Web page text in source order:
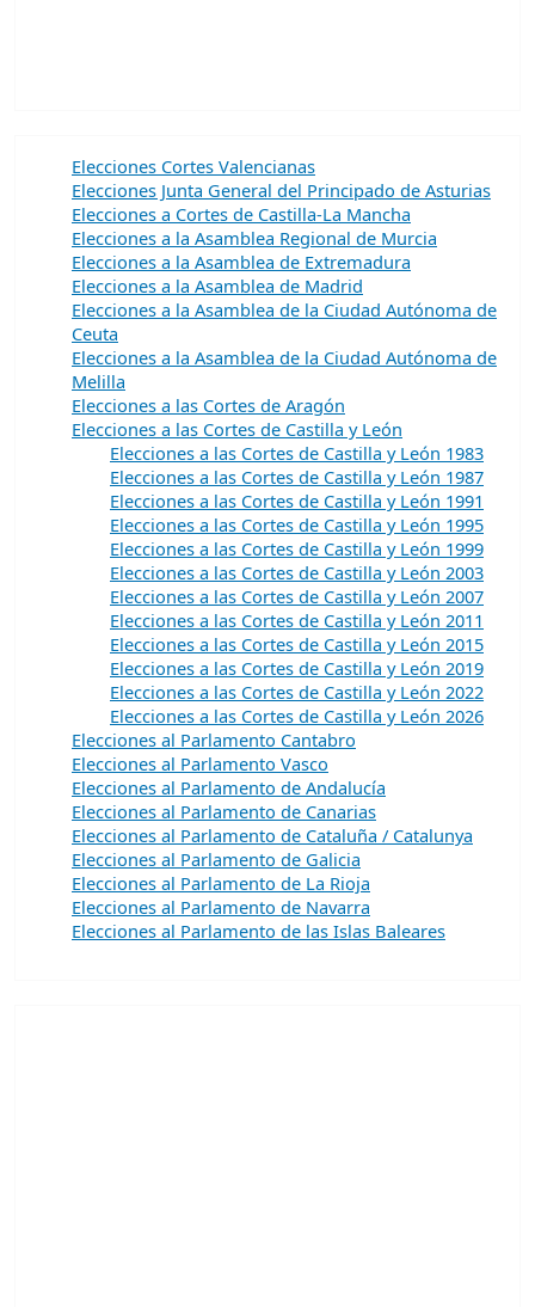
Elecciones Cortes Valencianas
Elecciones Junta General del Principado de Asturias
Elecciones a Cortes de Castilla-La Mancha
Elecciones a la Asamblea Regional de Murcia
Elecciones a la Asamblea de Extremadura
Elecciones a la Asamblea de Madrid
Elecciones a la Asamblea de la Ciudad Autónoma de
Ceuta
Elecciones a la Asamblea de la Ciudad Autónoma de
Melilla
Elecciones a las Cortes de Aragón
Elecciones a las Cortes de Castilla y León
Elecciones a las Cortes de Castilla y León 1983
Elecciones a las Cortes de Castilla y León 1987
Elecciones a las Cortes de Castilla y León 1991
Elecciones a las Cortes de Castilla y León 1995
Elecciones a las Cortes de Castilla y León 1999
Elecciones a las Cortes de Castilla y León 2003
Elecciones a las Cortes de Castilla y León 2007
Elecciones a las Cortes de Castilla y León 2011
Elecciones a las Cortes de Castilla y León 2015
Elecciones a las Cortes de Castilla y León 2019
Elecciones a las Cortes de Castilla y León 2022
Elecciones a las Cortes de Castilla y León 2026
Elecciones al Parlamento Cantabro
Elecciones al Parlamento Vasco
Elecciones al Parlamento de Andalucía
Elecciones al Parlamento de Canarias
Elecciones al Parlamento de Cataluña / Catalunya
Elecciones al Parlamento de Galicia
Elecciones al Parlamento de La Rioja
Elecciones al Parlamento de Navarra
Elecciones al Parlamento de las Islas Baleares